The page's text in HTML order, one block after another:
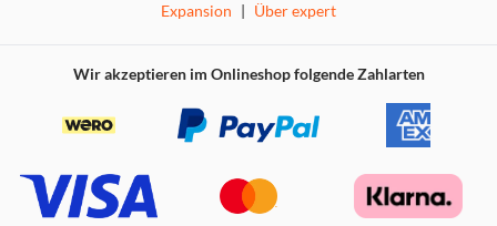
Expansion | Über expert
Wir akzeptieren im Onlineshop folgende Zahlarten